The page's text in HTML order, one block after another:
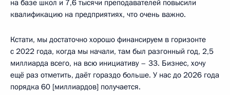
на базе школ и 7,6 тысячи преподавателей повысили
квалификацию на предприятиях, что очень важно.
Кстати, мы достаточно хорошо финансируем в горизонте
с 2022 года, когда мы начали, там был разгонный год, 2,5
миллиарда всего, на всю инициативу – 33. Бизнес, хочу
ещё раз отметить, даёт гораздо больше. У нас до 2026 года
порядка 60 [миллиардов] получается.